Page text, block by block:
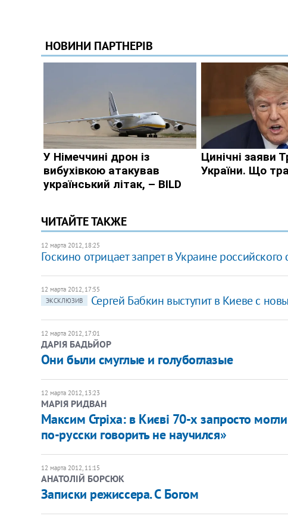
ЧИТАЙТЕ ТАКЖЕ
12 марта 2012, 18:25
Госкино отрицает запрет в Украине российского
12 марта 2012, 17:55
ЭКСКЛЮЗИВ
Сергей Бабкин выступит в Киеве с
12 марта 2012, 17:01
ДАРІЯ БАДЬЙОР
Они были смуглые и голубоглазые
12 марта 2012, 13:23
МАРІЯ РИДВАН
​Максим Стріха: в Києві 70-х запросто
по-русски говорить не научился»
12 марта 2012, 11:15
АНАТОЛІЙ БОРСЮК
Записки режиссера. С Богом